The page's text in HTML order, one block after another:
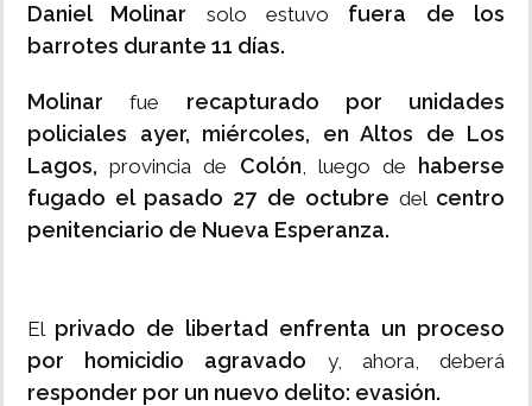
Daniel Molinar solo estuvo fuera de los
barrotes durante 11 días.
Molinarfue recapturado por unidades
policiales ayer, miércoles, en Altos de Los
Lagos,provincia de Colón, luego de haberse
fugado el pasado 27 de octubre del centro
penitenciario de Nueva Esperanza.
El privado de libertad enfrenta un proceso
por homicidio agravado y, ahora, deberá
responder por un nuevo delito: evasión.